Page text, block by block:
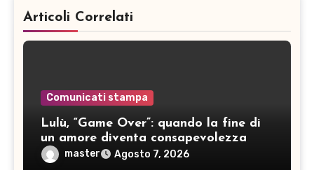
Articoli Correlati
Comunicati stampa
Lulù, “Game Over”: quando la fine di
un amore diventa consapevolezza
master Agosto 7, 2026